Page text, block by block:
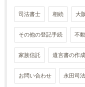
司法書士 相続 大
その他の登記手続 不
家族信託 遺言書の作成
お問い合わせ 永田司